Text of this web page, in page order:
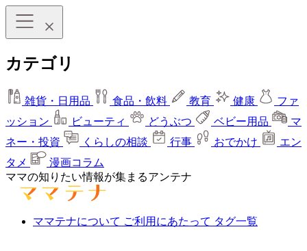
カテゴリ
雑貨・日用品 食品・飲料 教育 健康
ファ
ッション
ビューティ どうぶつ ベビー用品
マ
ネー・投資
くらしの相談 行事 おでかけ
エン
タメ
漫画コラム
ママの知りたい情報が集まるアンテナ
ママテナについて ご利用にあたって タグ一覧